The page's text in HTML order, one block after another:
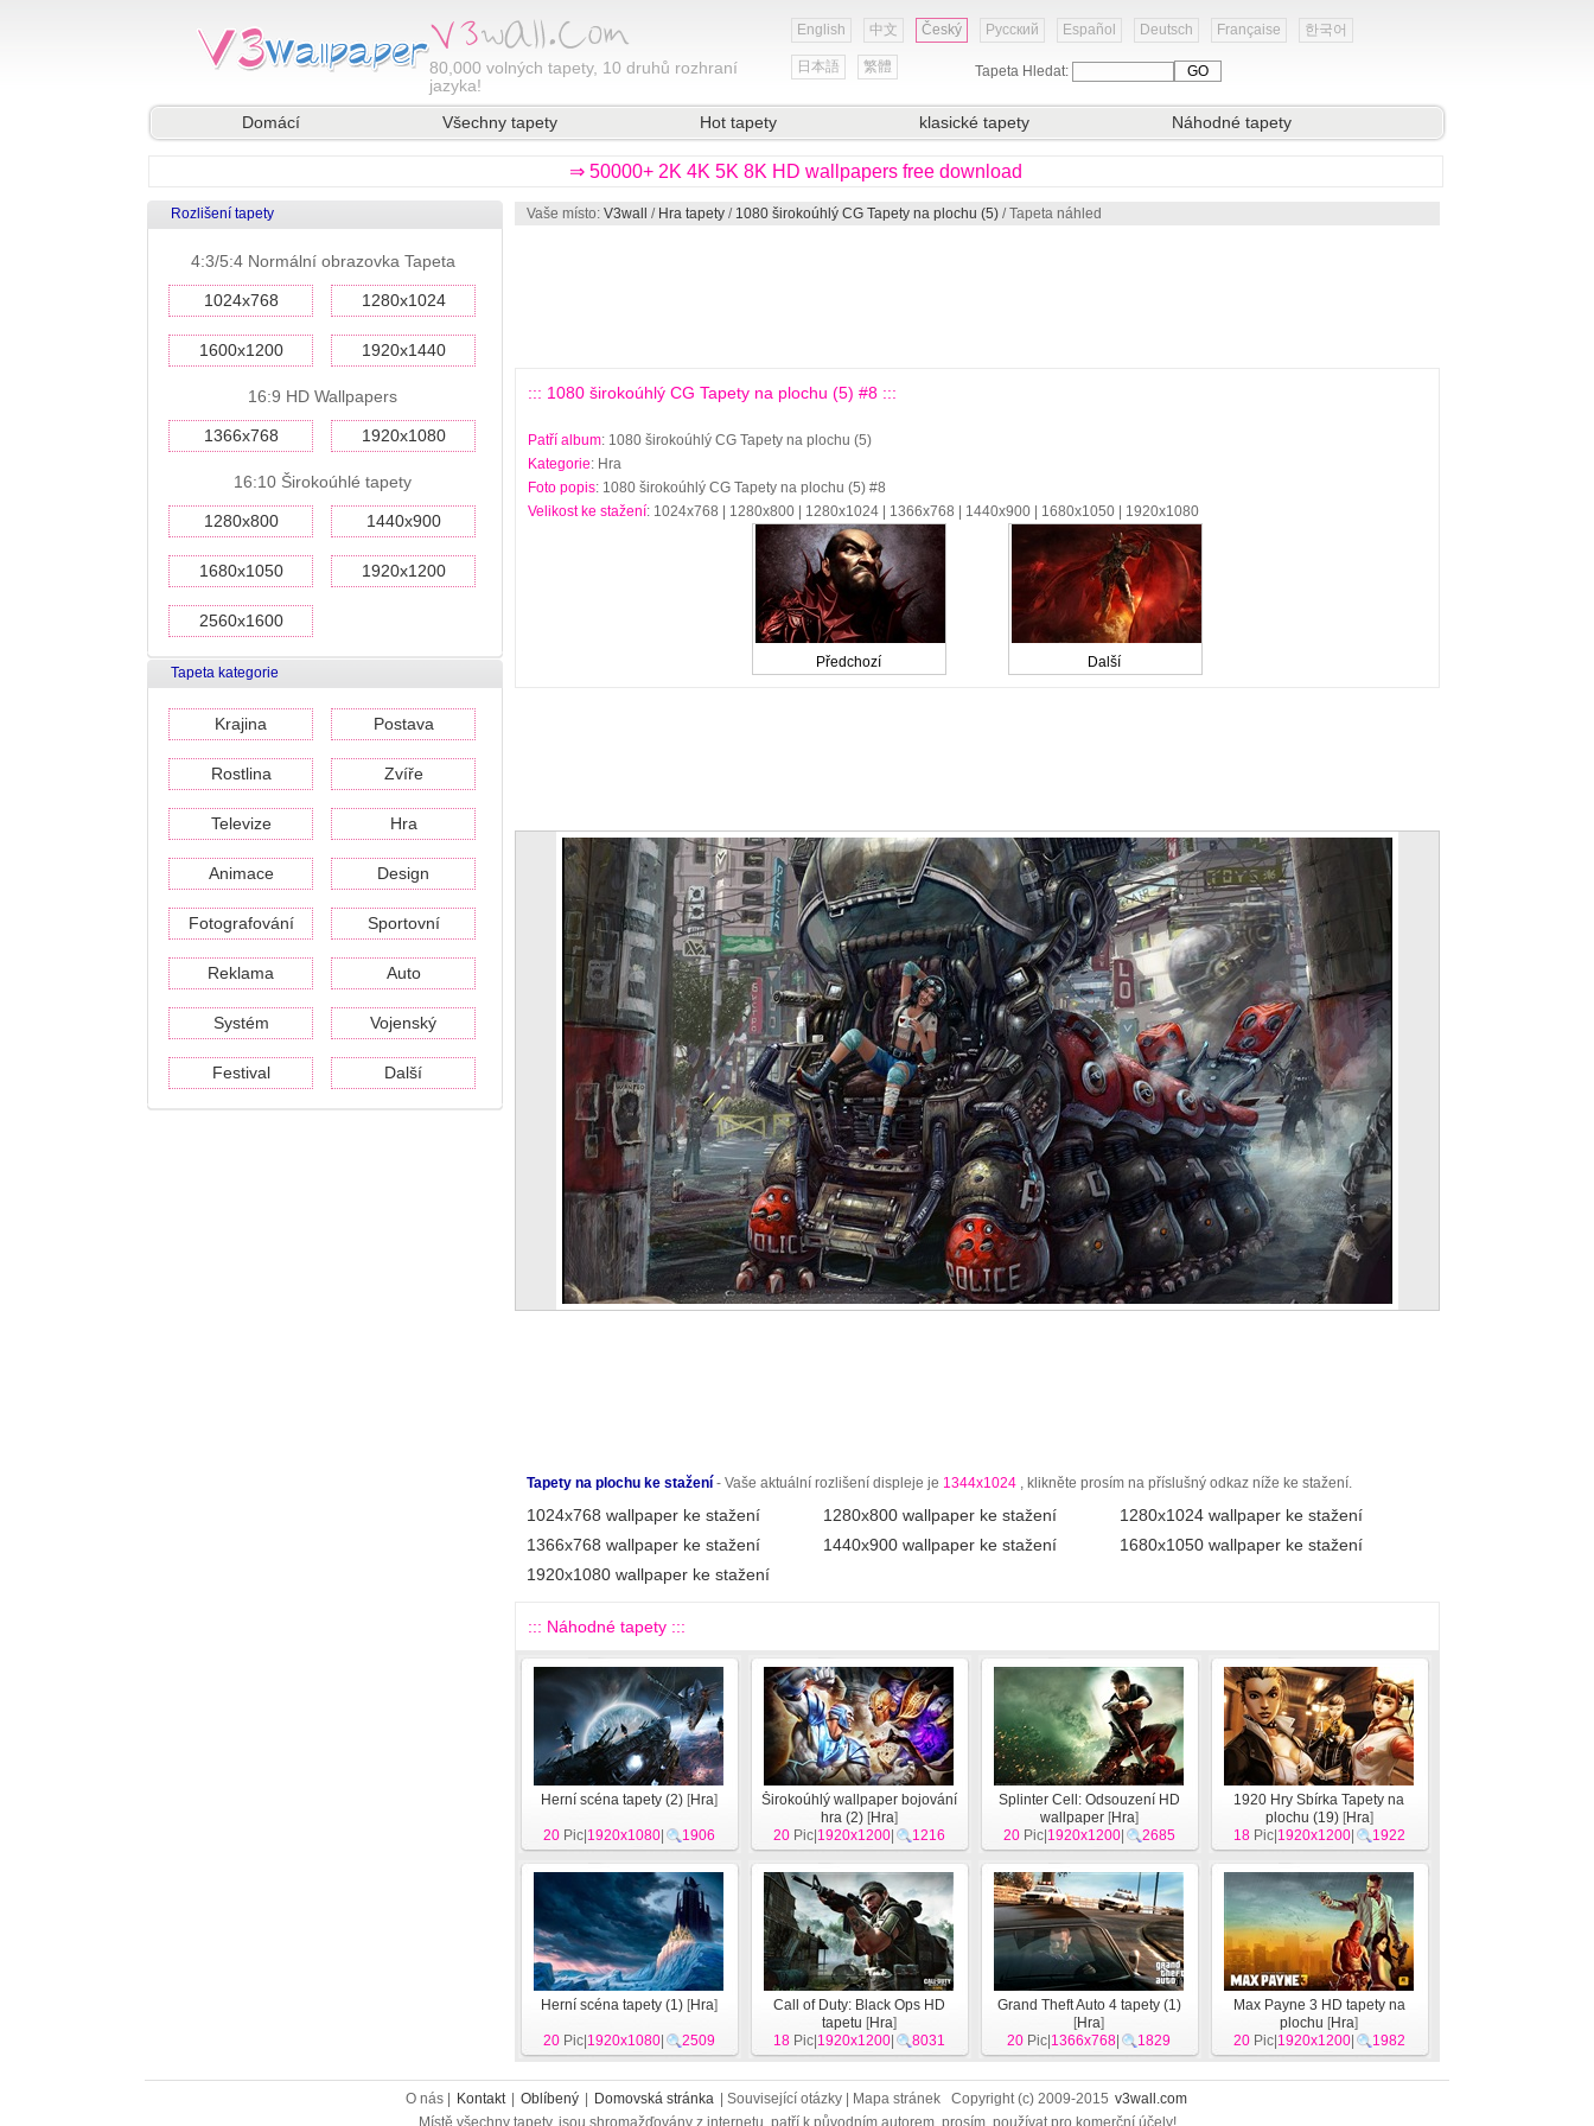
80,000 volných tapety, 10 druhů rozhraní
jazyka!
English 中文 Český Русский Español Deutsch Française 한국어
日本語 繁體 Tapeta Hledat:
Domácí Všechny tapety Hot tapety klasické tapety Náhodné tapety
⇒ 50000+ 2K 4K 5K 8K HD wallpapers free download
Rozlišení tapety
4:3/5:4 Normální obrazovka Tapeta
1024x768 1280x1024
1600x1200 1920x1440
16:9 HD Wallpapers
1366x768 1920x1080
16:10 Širokoúhlé tapety
1280x800 1440x900
1680x1050 1920x1200
2560x1600
Tapeta kategorie
Krajina Postava
Rostlina Zvíře
Televize Hra
Animace Design
Fotografování Sportovní
Reklama Auto
Systém Vojenský
Festival Další
Vaše místo: V3wall / Hra tapety / 1080 širokoúhlý CG Tapety na plochu (5) / Tapeta náhled
::: 1080 širokoúhlý CG Tapety na plochu (5) #8 :::
Patří album: 1080 širokoúhlý CG Tapety na plochu (5)
Kategorie: Hra
Foto popis: 1080 širokoúhlý CG Tapety na plochu (5) #8
Velikost ke stažení: 1024x768 | 1280x800 | 1280x1024 | 1366x768 | 1440x900 | 1680x1050 | 1920x1080
Předchozí Další
Tapety na plochu ke stažení - Vaše aktuální rozlišení displeje je 1344x1024 , klikněte prosím na příslušný odkaz níže ke stažení.
1024x768 wallpaper ke stažení 1280x800 wallpaper ke stažení
1280x1024 wallpaper ke stažení
1366x768 wallpaper ke stažení
1440x900 wallpaper ke stažení
1680x1050 wallpaper ke stažení
1920x1080 wallpaper ke stažení
::: Náhodné tapety :::
Herní scéna tapety (2)[Hra]
20Pic| 1920x1080| 1906
Širokoúhlý wallpaper bojování
hra (2)[Hra]
20Pic| 1920x1200| 1216
Splinter Cell: Odsouzení HD
wallpaper[Hra]
20Pic| 1920x1200| 2685
1920 Hry Sbírka Tapety na
plochu (19)[Hra]
18Pic| 1920x1200| 1922
Herní scéna tapety (1)[Hra]
20Pic| 1920x1080| 2509
Call of Duty: Black Ops HD
tapetu [Hra]
18Pic| 1920x1200| 8031
Grand Theft Auto 4 tapety (1)
[Hra]
20 Pic| 1366x768 1829
Max Payne 3 HD tapety na
plochu [Hra]
20Pic| 1920x1200| 1982
O nás | Kontakt Oblíbený Domovská stránka | Související otázky | Mapa stránek Copyright (c) 2009-2015 v3wall.com
Místě všechny tapety, jsou shromažďovány z internetu, patří k původním autorem, prosím, používat pro komerční účely!